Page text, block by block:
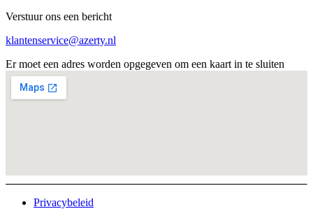
Verstuur ons een bericht
klantenservice@azerty.nl
Er moet een adres worden opgegeven om een kaart in te sluiten
Privacybeleid